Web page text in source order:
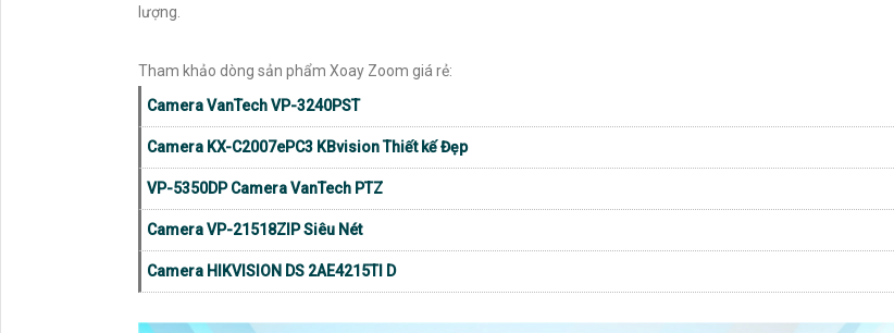
lượng.
Tham khảo dòng sản phẩm Xoay Zoom giá rẻ:
Camera VanTech VP-3240PST
Camera KX-C2007ePC3 KBvision Thiết kế Đẹp
VP-5350DP Camera VanTech PTZ
Camera VP-21518ZIP Siêu Nét
Camera HIKVISION DS 2AE4215TI D